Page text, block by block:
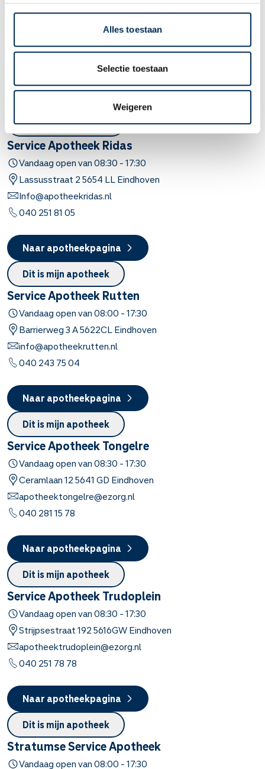
Alles toestaan
Selectie toestaan
Weigeren
Vandaag open van08:00-17:30
5612 GEEindhoven
apotheek@apotheeknijpels.nl
Dit is mijn apotheek
Service Apotheek Ridas
Vandaag open van08:30 -17:30
Lassusstraat 25654 LLEindhoven
Info@apotheekridas.nl
040 251 81 05
Naar apotheekpagina
Dit is mijn apotheek
Service Apotheek Rutten
Vandaag open van08:00 -17:30
Barrierweg3 A5622CLEindhoven
info@apotheekrutten.nl
040 243 75 04
Naar apotheekpagina
Dit is mijn apotheek
Service Apotheek Tongelre
Vandaag open van08:30 -17:30
Ceramlaan125641 GD Eindhoven
apotheektongelre@ezorg.nl
040 281 15 78
Naar apotheekpagina
Dit is mijn apotheek
Service Apotheek Trudoplein
Vandaag open van08:30 -17:30
Strijpsestraat1925616GWEindhoven
apotheektrudoplein@ezorg.nl
040 251 78 78
Naar apotheekpagina
Dit is mijn apotheek
Stratumse Service Apotheek
Vandaag open van08:00 -17:30